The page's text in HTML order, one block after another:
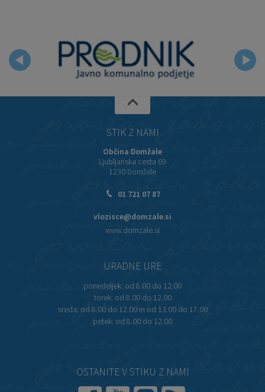
STIK Z NAMI
Občina Domžale
Ljubljanska cesta 69
1230 Domžale
01 721 07 87
vlozisce@domzale.si
www.domzale.si
URADNE URE
ponedeljek: od 8.00 do 12.00
torek: od 8.00 do 12.00
sreda: od 8.00 do 12.00 in od 13.00 do 17.00
petek: od 8.00 do 12.00
OSTANITE V STIKU Z NAMI